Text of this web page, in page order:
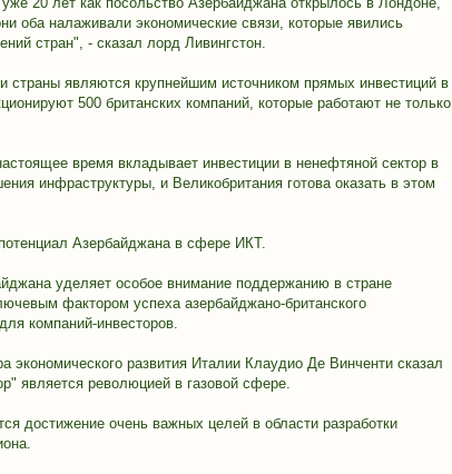
оба налаживали экономические связи, которые явились
стран", - сказал лорд Ливингстон.
страны являются крупнейшим источником прямых инвестиций в
500 британских компаний, которые работают не только
время вкладывает инвестиции в ненефтяной сектор в
инфраструктуры, и Великобритания готова оказать в этом
Азербайджана в сфере ИКТ.
уделяет особое внимание поддержанию в стране
фактором успеха азербайджано-британского
компаний-инвесторов.
экономического развития Италии Клаудио Де Винченти сказал
является революцией в газовой сфере.
достижение очень важных целей в области разработки